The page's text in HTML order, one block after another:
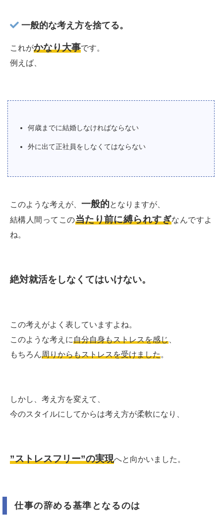
一般的な考え方を捨てる。
これがかなり大事です。
例えば、
何歳までに結婚しなければならない
外に出て正社員をしなくてはならない
このような考えが、 一般的となりますが、
結構人間ってこの当たり前に縛られすぎなんですよ
ね。
絶対就活をしなくてはいけない。
この考えがよく表していますよね。
このような考えに自分自身もストレスを感じ
もちろん周りからもストレスを受けました。
しかし、考え方を変えて、
今のスタイルにしてからは考え方が柔軟になり、
”ストレスフリー”の実現へと向かいました。
仕事の辞める基準となるのは